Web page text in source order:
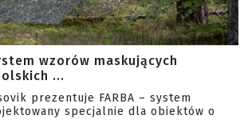
wzorów maskujących
...
prezentuje FARBA – system
specjalnie dla obiektów o